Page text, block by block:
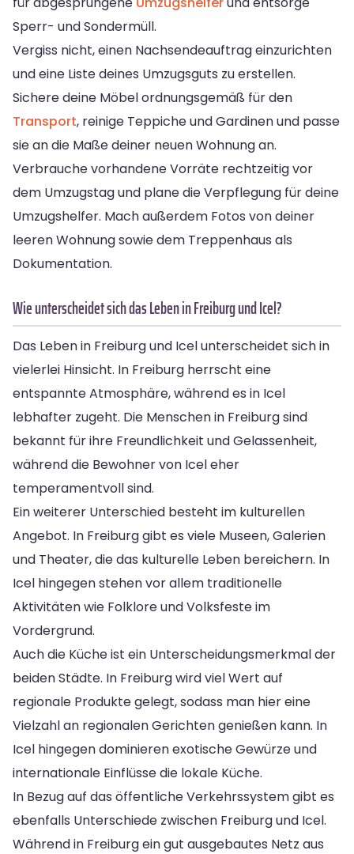
Sperr- und Sondermüll.
Vergiss nicht, einen Nachsendeauftrag einzurichten
und eine Liste deines Umzugsguts zu erstellen.
Sichere deine Möbel ordnungsgemäß für den
Transport, reinige Teppiche und Gardinen und passe
sie an die Maße deiner neuen Wohnung an.
Verbrauche vorhandene Vorräte rechtzeitig vor
dem Umzugstag und plane die Verpflegung für deine
Umzugshelfer. Mach außerdem Fotos von deiner
leeren Wohnung sowie dem Treppenhaus als
Dokumentation.
Wie unterscheidet sich das Leben in Freiburg und Icel?
Das Leben in Freiburg und Icel unterscheidet sich in
vielerlei Hinsicht. In Freiburg herrscht eine
entspannte Atmosphäre, während es in Icel
lebhafter zugeht. Die Menschen in Freiburg sind
bekannt für ihre Freundlichkeit und Gelassenheit,
während die Bewohner von Icel eher
temperamentvoll sind.
Ein weiterer Unterschied besteht im kulturellen
Angebot. In Freiburg gibt es viele Museen, Galerien
und Theater, die das kulturelle Leben bereichern. In
Icel hingegen stehen vor allem traditionelle
Aktivitäten wie Folklore und Volksfeste im
Vordergrund.
Auch die Küche ist ein Unterscheidungsmerkmal der
beiden Städte. In Freiburg wird viel Wert auf
regionale Produkte gelegt, sodass man hier eine
Vielzahl an regionalen Gerichten genießen kann. In
Icel hingegen dominieren exotische Gewürze und
internationale Einflüsse die lokale Küche.
In Bezug auf das öffentliche Verkehrssystem gibt es
ebenfalls Unterschiede zwischen Freiburg und Icel.
Während in Freiburg ein gut ausgebautes Netz aus